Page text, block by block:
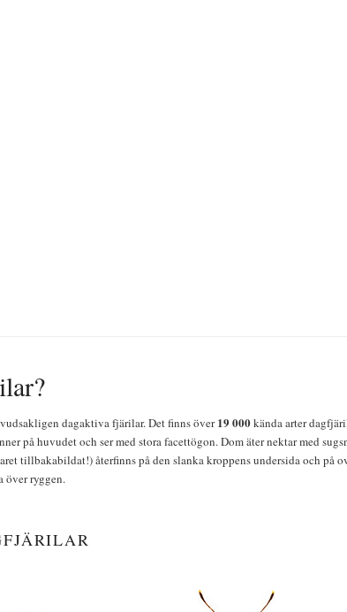
dagaktiva fjärilar. Det finns över19 000kända arter
på huvudet och ser med stora facettögon. Dom äter nektar med
tillbakabildat!) återfinns på den slanka kroppens undersida och på
över ryggen.